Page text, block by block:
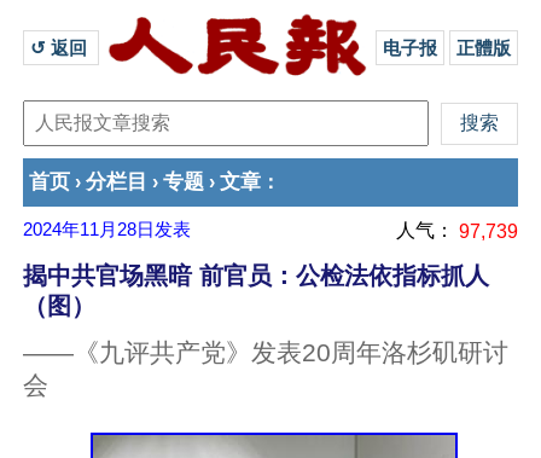
↺ 返回 电子报 正體版
首页 › 分栏目 › 专题 › 文章 ：
2024年11月28日 发表 人气： 97,739
揭中共官场黑暗 前官员：公检法依指标抓人
（图）
——《九评共产党》发表20周年洛杉矶研讨
会